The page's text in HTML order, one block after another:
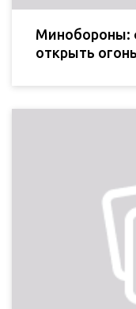
Минобороны:
открыть